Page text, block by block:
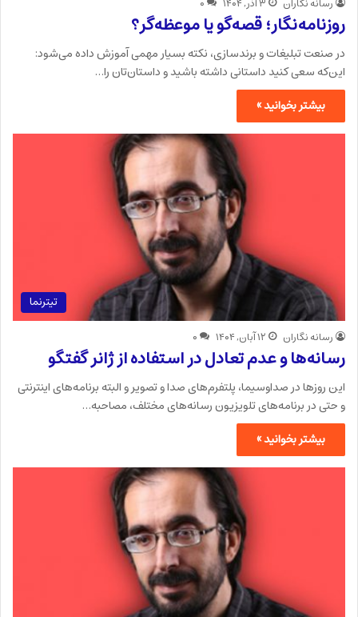
روزنامه‌نگار؛ قصه‌گو یا موعظه‌گر؟
در صنعت تبلیغات و برندسازی، نکته بسیار مهمی آموزش داده می‌شود:
این‌که سعی کنید داستانی داشته باشید و داستان‌تان را…
بیشتر بخوانید »
تیترنما
رسانه نگاران ۱۲ آبان, ۱۴۰۴ ۰
رسانه‌ها و عدم تعادل در استفاده از ژانر گفتگو
این روزها در صداوسیما، پلتفرم‌های صدا و تصویر و البته برنامه‌های اینترنتی
و حتی در برنامه‌های تلویزیون رسانه‌های مختلف، مصاحبه…
بیشتر بخوانید »